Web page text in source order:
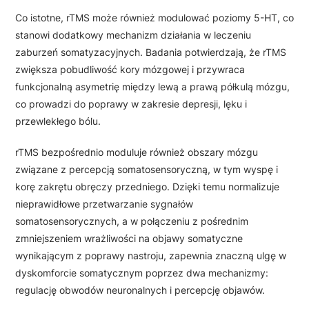
Co istotne, rTMS może również modulować poziomy 5-HT, co
stanowi dodatkowy mechanizm działania w leczeniu
zaburzeń somatyzacyjnych. Badania potwierdzają, że rTMS
zwiększa pobudliwość kory mózgowej i przywraca
funkcjonalną asymetrię między lewą a prawą półkulą mózgu,
co prowadzi do poprawy w zakresie depresji, lęku i
przewlekłego bólu.
rTMS bezpośrednio moduluje również obszary mózgu
związane z percepcją somatosensoryczną, w tym wyspę i
korę zakrętu obręczy przedniego. Dzięki temu normalizuje
nieprawidłowe przetwarzanie sygnałów
somatosensorycznych, a w połączeniu z pośrednim
zmniejszeniem wrażliwości na objawy somatyczne
wynikającym z poprawy nastroju, zapewnia znaczną ulgę w
dyskomforcie somatycznym poprzez dwa mechanizmy:
regulację obwodów neuronalnych i percepcję objawów.